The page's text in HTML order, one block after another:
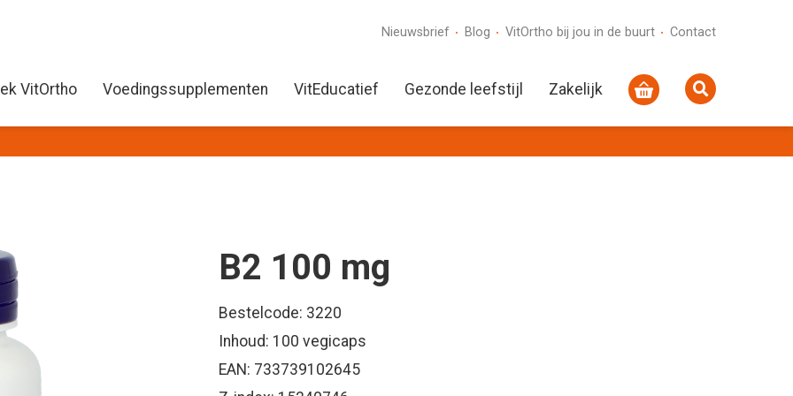
Nieuwsbrief Blog VitOrtho bij jou in de buurt Contact
VitOrtho Voedingssupplementen VitEducatief Gezonde leefstijl Zakelijk
B2 100 mg
Bestelcode: 3220
Inhoud: 100 vegicaps
EAN: 733739102645